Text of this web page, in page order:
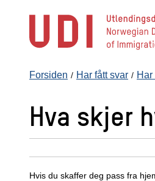
Forsiden Har fått svar
Hva skjer
Hvis du skaffer deg pass fra